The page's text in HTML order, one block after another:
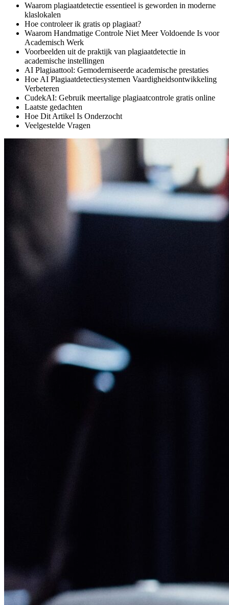
Waarom plagiaatdetectie essentieel is geworden in moderne
klaslokalen
Hoe controleer ik gratis op plagiaat?
Waarom Handmatige Controle Niet Meer Voldoende Is voor
Academisch Werk
Voorbeelden uit de praktijk van plagiaatdetectie in
academische instellingen
AI Plagiaattool: Gemoderniseerde academische prestaties
Hoe AI Plagiaatdetectiesystemen Vaardigheidsontwikkeling
Verbeteren
CudekAI: Gebruik meertalige plagiaatcontrole gratis online
Laatste gedachten
Hoe Dit Artikel Is Onderzocht
Veelgestelde Vragen